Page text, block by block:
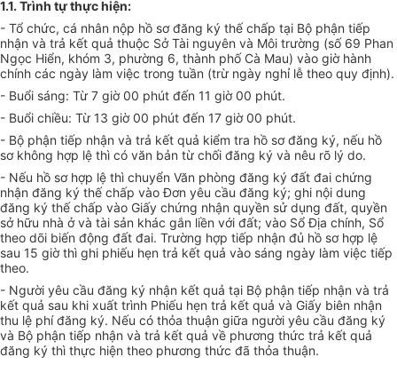
1.1. Trình tự thực hiện:
- Tổ chức, cá nhân nộp hồ sơ đăng ký thế chấp tại Bộ phận tiếp
nhận và trả kết quả thuộc Sở Tài nguyên và Môi trường (số 69 Phan
Ngọc Hiển, khóm 3, phường 6, thành phố Cà Mau) vào giờ hành
chính các ngày làm việc trong tuần (trừ ngày nghỉ lễ theo quy định).
- Buổi sáng: Từ 7 giờ 00 phút đến 11 giờ 00 phút.
- Buổi chiều: Từ 13 giờ 00 phút đến 17 giờ 00 phút.
- Bộ phận tiếp nhận và trả kết quả kiểm tra hồ sơ đăng ký, nếu hồ
sơ không hợp lệ thì có văn bản từ chối đăng ký và nêu rõ lý do.
- Nếu hồ sơ hợp lệ thì chuyển Văn phòng đăng ký đất đai chứng
nhận đăng ký thế chấp vào Đơn yêu cầu đăng ký; ghi nội dung
đăng ký thế chấp vào Giấy chứng nhận quyền sử dụng đất, quyền
sở hữu nhà ở và tài sản khác gắn liền với đất; vào Sổ Địa chính, Sổ
theo dõi biến động đất đai. Trường hợp tiếp nhận đủ hồ sơ hợp lệ
sau 15 giờ thì ghi phiếu hẹn trả kết quả vào sáng ngày làm việc tiếp
theo.
- Người yêu cầu đăng ký nhận kết quả tại Bộ phận tiếp nhận và trả
kết quả sau khi xuất trình Phiếu hẹn trả kết quả và Giấy biên nhận
thu lệ phí đăng ký. Nếu có thỏa thuận giữa người yêu cầu đăng ký
và Bộ phận tiếp nhận và trả kết quả về phương thức trả kết quả
đăng ký thì thực hiện theo phương thức đã thỏa thuận.